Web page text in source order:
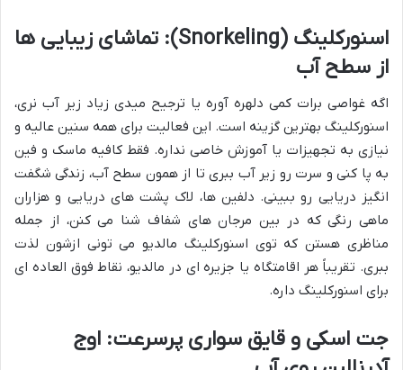
اسنورکلینگ (Snorkeling): تماشای زیبایی ها
از سطح آب
اگه غواصی برات کمی دلهره آوره یا ترجیح میدی زیاد زیر آب نری،
اسنورکلینگ بهترین گزینه است. این فعالیت برای همه سنین عالیه و
نیازی به تجهیزات یا آموزش خاصی نداره. فقط کافیه ماسک و فین
به پا کنی و سرت رو زیر آب ببری تا از همون سطح آب، زندگی شگفت
انگیز دریایی رو ببینی. دلفین ها، لاک پشت های دریایی و هزاران
ماهی رنگی که در بین مرجان های شفاف شنا می کنن، از جمله
مناظری هستن که توی اسنورکلینگ مالدیو می تونی ازشون لذت
ببری. تقریباً هر اقامتگاه یا جزیره ای در مالدیو، نقاط فوق العاده ای
برای اسنورکلینگ داره.
جت اسکی و قایق سواری پرسرعت: اوج